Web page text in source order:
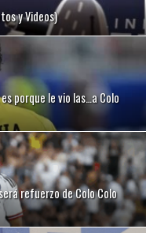
y Videos)
porque le vio las…a Colo
refuerzo de Colo Colo